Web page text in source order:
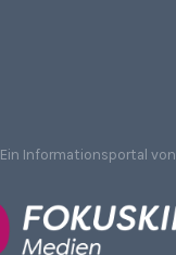
Ein Informationsportal von